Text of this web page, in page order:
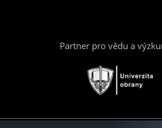
Partner pro vědu a